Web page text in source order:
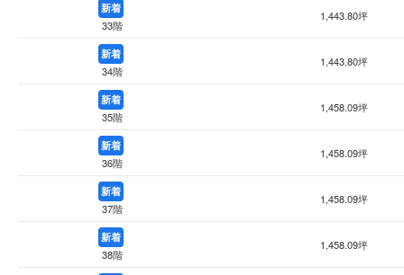
新着
33階
1,443.80坪
新着
34階
1,443.80坪
新着
35階
1,458.09坪
新着
36階
1,458.09坪
新着
37階
1,458.09坪
新着
38階
1,458.09坪